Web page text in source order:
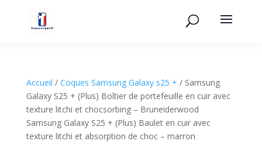
Accueil / Coques Samsung Galaxy s25 + / Samsung
Galaxy S25 + (Plus) Boîtier de portefeuille en cuir avec
texture litchi et chocsorbing – Bruneiderwood
Samsung Galaxy S25 + (Plus) Baulet en cuir avec
texture litchi et absorption de choc – marron